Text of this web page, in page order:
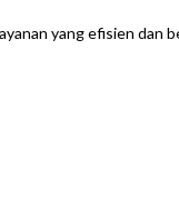
yang efisien dan